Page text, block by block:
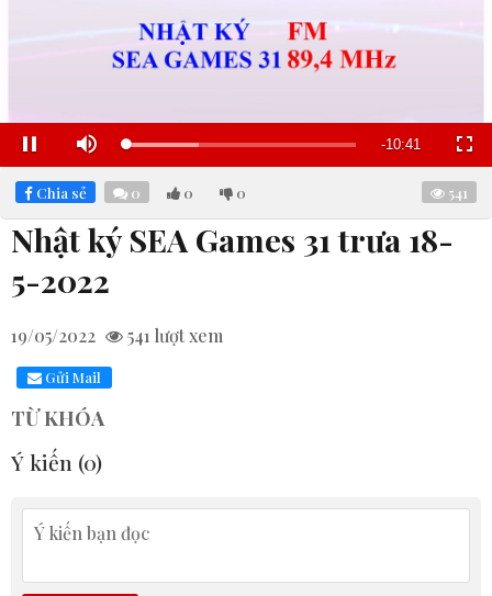
Pause Mute Loaded:
32.01%
Remaining
-10:40
Chia sẻ 0 0 0 541
Nhật ký SEA Games 31 trưa 18-
5-2022
19/05/2022 541 lượt xem
Gửi Mail
TỪ KHÓA
Ý kiến (0)